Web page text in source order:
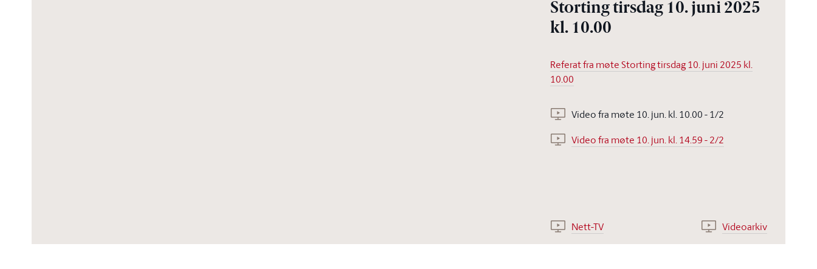
Storting tirsdag 10. juni 2025
kl. 10.00
Referat fra møte Storting tirsdag 10. juni 2025 kl.
10.00
Video fra møte 10. jun. kl. 10.00 - 1/2
Video fra møte 10. jun. kl. 14.59 - 2/2
Nett-TV Videoarkiv